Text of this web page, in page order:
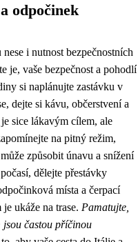
odpočinek
i nutnost bezpečnostních
je, vaše bezpečnost a pohodlí
si naplánujte zastávku v
dejte si kávu, občerstvení a
sice lákavým cílem, ale
na pitný režim,
způsobit únavu a snížení
dělejte přestávky
místa a čerpací
ukáže na trase. Pamatujte,
jsou častou příčinou